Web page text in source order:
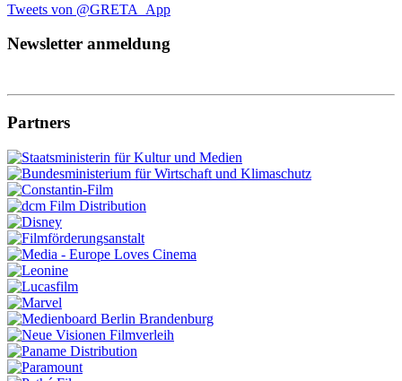
Tweets von @GRETA_App
Newsletter anmeldung
Partners